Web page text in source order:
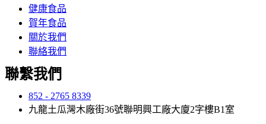
健康食品
賀年食品
關於我們
聯絡我們
聯繫我們
852 - 2765 8339
九龍土瓜灣木廠街36號聯明興工廠大廈2字樓B1室